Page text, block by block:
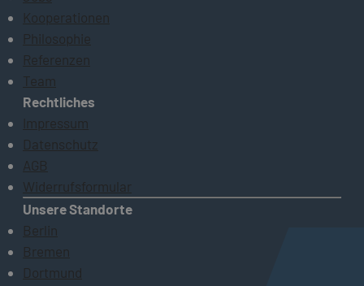
Kooperationen
Philosophie
Referenzen
Team
Rechtliches
Impressum
Datenschutz
AGB
Widerrufsformular
Unsere Standorte
Berlin
Bremen
Dortmund